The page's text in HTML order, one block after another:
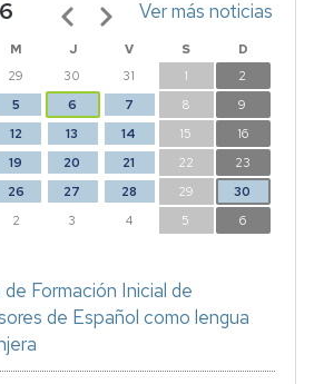
M J V S
D
29 30 31 1
2
5 6 7 8
9
12 13 14 15
16
19 20 21 22
23
26 27 28 29
30
2 3 4 5 6
Paginación Ver más noticias
de Formación Inicial de
de Español como lengua